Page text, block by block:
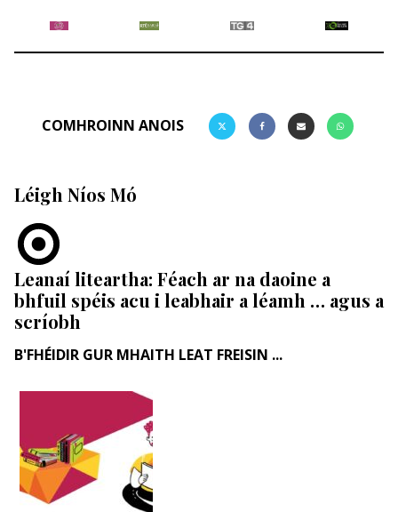
COMHROINN ANOIS
Léigh Níos Mó
Leanaí liteartha: Féach ar na daoine a
bhfuil spéis acu i leabhair a léamh … agus a
scríobh
B'FHÉIDIR GUR MHAITH LEAT FREISIN ...